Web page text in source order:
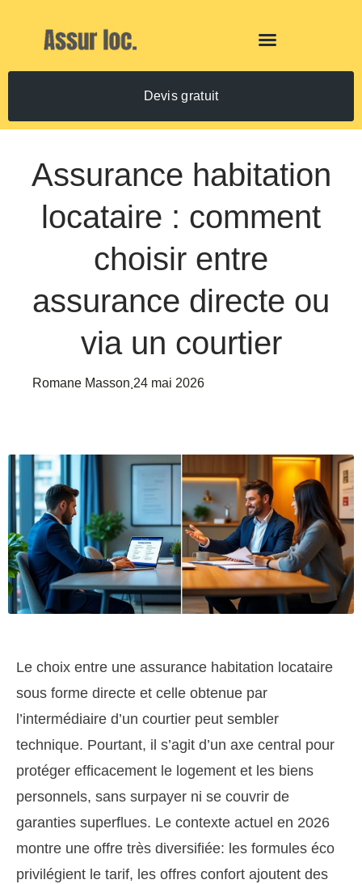
Devis gratuit
Assurance habitation
locataire : comment
choisir entre
assurance directe ou
via un courtier
Romane Masson.24 mai 2026
Le choix entre une assurance habitation locataire
sous forme directe et celle obtenue par
l’intermédiaire d’un courtier peut sembler
technique. Pourtant, il s’agit d’un axe central pour
protéger efficacement le logement et les biens
personnels, sans surpayer ni se couvrir de
garanties superflues. Le contexte actuel en 2026
montre une offre très diversifiée: les formules éco
privilégient le tarif, les offres confort ajoutent des